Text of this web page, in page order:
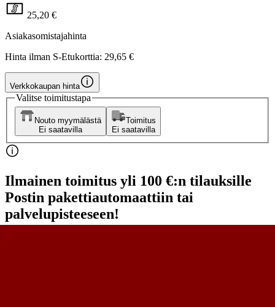
25,20 €
Asiakasomistajahinta
Hinta ilman S-Etukorttia: 29,65 €
Verkkokaupan hinta
Valitse toimitustapa
Nouto myymälästä
Ei saatavilla
Toimitus
Ei saatavilla
Ilmainen toimitus yli 100 €:n tilauksille
Postin pakettiautomaattiin tai
palvelupisteeseen!